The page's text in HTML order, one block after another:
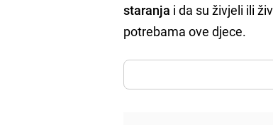
staranja i da su živjeli ili
potrebama ove djece.